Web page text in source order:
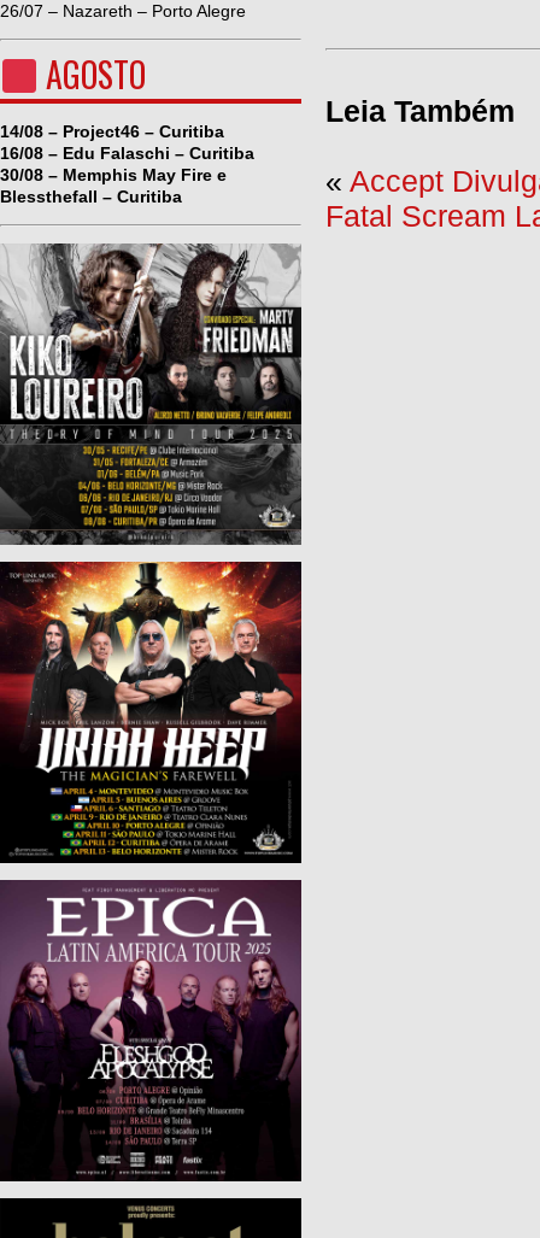
26/07 – Nazareth – Porto Alegre
AGOSTO
14/08 – Project46 – Curitiba
16/08 – Edu Falaschi – Curitiba
30/08 – Memphis May Fire e
Blessthefall – Curitiba
Leia Também
« Accept
Fatal Scream